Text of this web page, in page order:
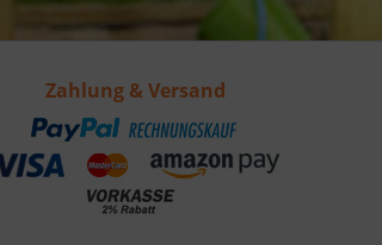
Zahlung & Versand